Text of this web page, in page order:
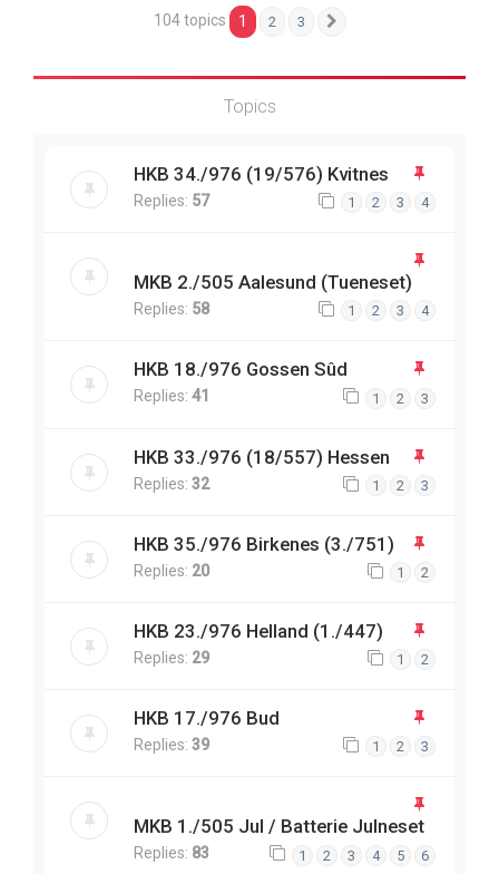
104 topics 1 2 3
Topics
HKB 34./976 (19/576) Kvitnes
Replies: 57 1 2 3 4
MKB 2./505 Aalesund (Tueneset)
Replies: 58 1 2 3 4
HKB 18./976 Gossen Sûd
Replies: 41 1 2 3
HKB 33./976 (18/557) Hessen
Replies: 32 1 2 3
HKB 35./976 Birkenes (3./751)
Replies: 20 1 2
HKB 23./976 Helland (1./447)
Replies: 29 1 2
HKB 17./976 Bud
Replies: 39 1 2 3
MKB 1./505 Jul / Batterie Julneset
Replies: 83 1 2 3 4 5 6